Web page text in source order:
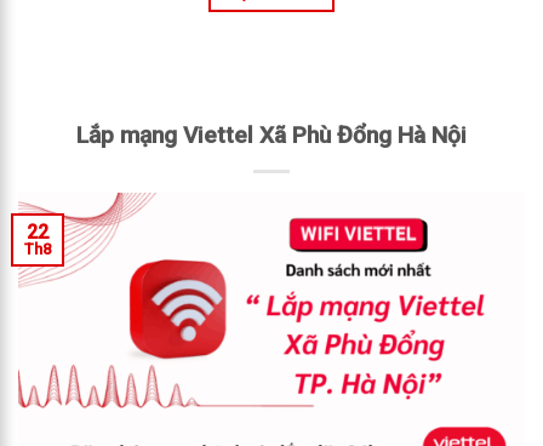
Lắp mạng Viettel Xã Phù Đổng Hà Nội
22
Th8